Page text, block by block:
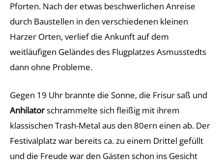
Pforten. Nach der etwas beschwerlichen Anreise
durch Baustellen in den verschiedenen kleinen
Harzer Orten, verlief die Ankunft auf dem
weitläufigen Geländes des Flugplatzes Asmusstedts
dann ohne Probleme.
Gegen 19 Uhr brannte die Sonne, die Frisur saß und
Anhilatorschrammelte sich fleißig mit ihrem
klassischen Trash-Metal aus den 80ern einen ab. Der
Festivalplatz war bereits ca. zu einem Drittel gefüllt
und die Freude war den Gästen schon ins Gesicht